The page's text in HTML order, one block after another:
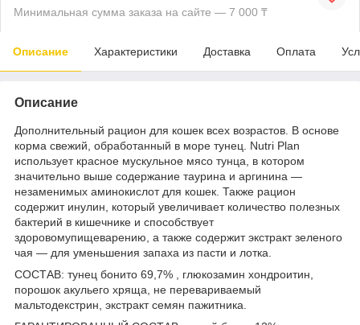
Минимальная сумма заказа на сайте — 7 000 ₸
Описание Характеристики Доставка Оплата
Описание
Дополнительный рацион для кошек всех возрастов. В основе
корма свежий, обработанный в море тунец. Nutri Plan
использует красное мускульное мясо тунца, в котором
значительно выше содержание таурина и аргинина —
незаменимых аминокислот для кошек. Также рацион
содержит инулин, который увеличивает количество полезных
бактерий в кишечнике и способствует
здоровомупищеварению, а также содержит экстракт зеленого
чая — для уменьшения запаха из пасти и лотка.
СОСТАВ: тунец бонито 69,7% , глюкозамин хондроитин,
порошок акульего хряща, не перевариваемый
мальтодекстрин, экстракт семян пажитника.